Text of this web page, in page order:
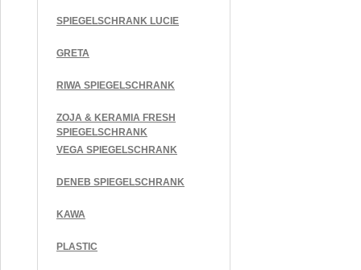
SPIEGELSCHRANK LUCIE
GRETA
RIWA SPIEGELSCHRANK
ZOJA & KERAMIA FRESH
SPIEGELSCHRANK
VEGA SPIEGELSCHRANK
DENEB SPIEGELSCHRANK
KAWA
PLASTIC